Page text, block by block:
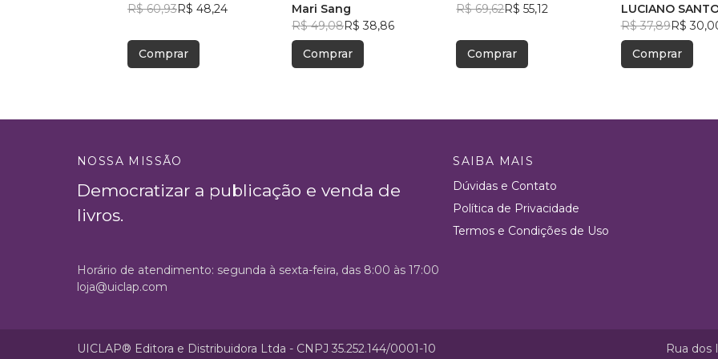
R$ 60,93R$ 48,24
Comprar
crianças. Conto bilíngue
Mari Sang
R$ 49,08R$ 38,86
Comprar
R$ 69,62R$ 55,12
Comprar
COM
GRÉCIA ANTIGA
LUCIANO
SANTANA
R$ 37,89R$
Comprar
NOSSA MISSÃO
Democratizar a publicação e venda de
livros.
SAIBA MAIS
Dúvidas e Contato
Política de Privacidade
Termos e Condições de Uso
Horário de atendimento: segunda à sexta-feira, das 8:00 às 17:00
loja@uiclap.com
UICLAP® Editora e Distribuidora Ltda - CNPJ 35.252.144/0001-10 Rua dos